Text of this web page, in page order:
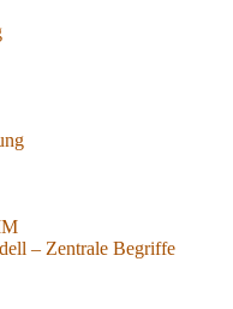
– Zentrale Begriffe